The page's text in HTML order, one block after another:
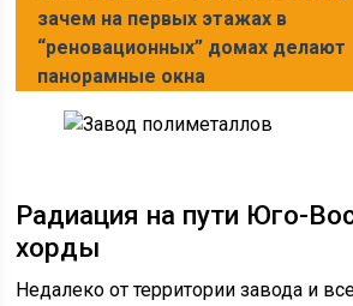
зачем на первых этажах в
“реновационных” домах делают
панорамные окна
Радиация на пути Юго-
хорды
Недалеко от территории завода и